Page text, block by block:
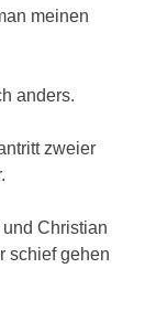
meinen
anders.
zweier
Christian
schief gehen